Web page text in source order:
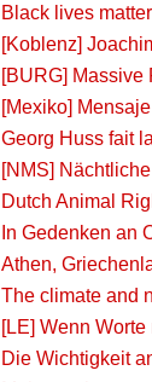
Black lives
[Koblenz]
[BURG]
[Mexiko]
Georg Huss fait
[NMS]
Dutch Animal
In Gedenken an
Athen,
The climate and
[LE] Wenn
Die Wichtigkeit